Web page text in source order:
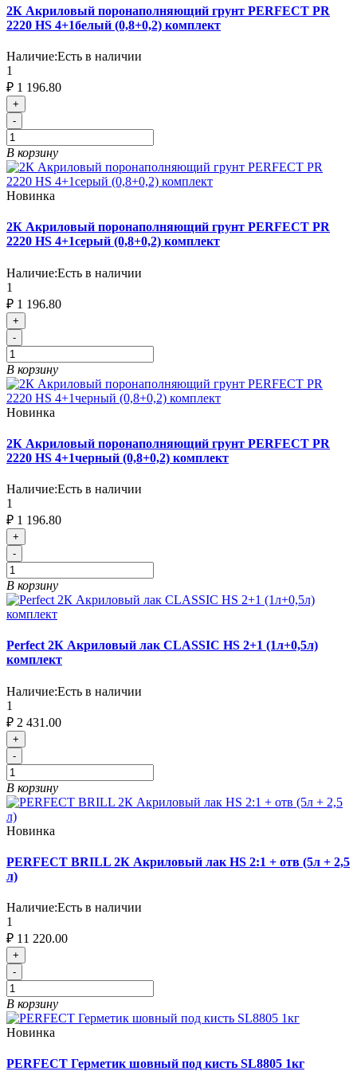
2К Акриловый поронаполняющий грунт PERFECT PR
2220 HS 4+1белый (0,8+0,2) комплект
Наличие:Есть в наличии
1
₽ 1 196.80
+
-
В корзину
Новинка
2К Акриловый поронаполняющий грунт PERFECT PR
2220 HS 4+1серый (0,8+0,2) комплект
Наличие:Есть в наличии
1
₽ 1 196.80
+
-
В корзину
Новинка
2К Акриловый поронаполняющий грунт PERFECT PR
2220 HS 4+1черный (0,8+0,2) комплект
Наличие:Есть в наличии
1
₽ 1 196.80
+
-
В корзину
Perfect 2К Акриловый лак CLASSIC HS 2+1 (1л+0,5л)
комплект
Наличие:Есть в наличии
1
₽ 2 431.00
+
-
В корзину
Новинка
PERFECT BRILL 2К Акриловый лак HS 2:1 + отв (5л + 2,5
л)
Наличие:Есть в наличии
1
₽ 11 220.00
+
-
В корзину
Новинка
PERFECT Герметик шовный под кисть SL8805 1кг